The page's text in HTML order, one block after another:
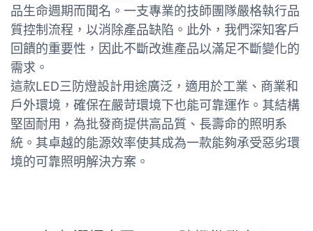
品生命週期而聞名。一支專業的技師團隊嚴格執行品
質控制流程，以消除產品缺陷。此外，我們深知客戶
回饋的重要性，因此不斷改進產品以滿足不斷變化的
需求。
這款LED三防燈設計用途廣泛，適用於工業、商業和
戶外環境，確保在嚴苛環境下也能可靠運作。其結構
堅固耐用，為批發商提供高品質、長壽命的照明系
統。其卓越的能源效率使其成為一款能夠承受惡劣環
境的可靠照明解決方案。